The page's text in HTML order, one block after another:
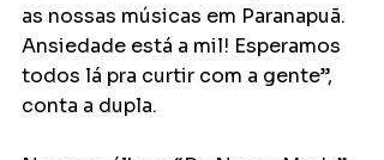
as nossas músicas em Paranapuã.
Ansiedade está a mil! Esperamos
todos lá pra curtir com a gente”,
conta a dupla.